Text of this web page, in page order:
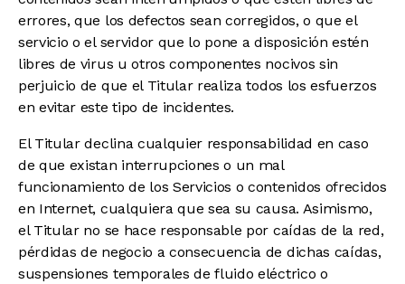
errores, que los defectos sean corregidos, o que el
servicio o el servidor que lo pone a disposición estén
libres de virus u otros componentes nocivos sin
perjuicio de que el Titular realiza todos los esfuerzos
en evitar este tipo de incidentes.
El Titular declina cualquier responsabilidad en caso
de que existan interrupciones o un mal
funcionamiento de los Servicios o contenidos ofrecidos
en Internet, cualquiera que sea su causa. Asimismo,
el Titular no se hace responsable por caídas de la red,
pérdidas de negocio a consecuencia de dichas caídas,
suspensiones temporales de fluido eléctrico o